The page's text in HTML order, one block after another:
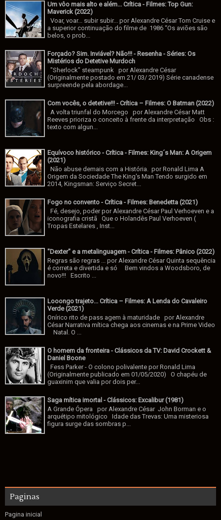
Um vôo mais alto e além... Crítica - Filmes: Top Gun:
Maverick (2022)
Voar, voar... subir subir... por Alexandre César Tom Cruise e
a superior continuação do filme de 1986 “Os aviões são
belos, o prob...
Forçado? Sim. Inviável? Não!!! - Resenha - Séries: Os
Mistérios do Detetive Murdoch
"Sherlock" steampunk por Alexandre César
(Originalmente postado em 21/ 03/ 2019) Série canadense
surpreende pela abordage...
Com vocês, o detetive!!! - Crítica – Filmes: O Batman (2022)
A volta triunfal do Morcego por Alexandre César Matt
Reeves prioriza o conceito à frente da interpretação Obs :
texto com algun...
Equívoco histórico - Crítica - Filmes: King´s Man: A Origem
(2021)
Não abuse demais com a História. por Ronald Lima A
Origem da Sociedade The King's Man Tendo surgido em
2014, Kingsman: Serviço Secret...
Fogo no convento - Crítica - Filmes: Benedetta (2021)
Fé, desejo, poder por Alexandre César Paul Verhoeven e a
iconografia cristã Que o Holandês Paul Verhoeven (
Tropas Estelares , Inst...
"Dexter" e a metalinguagem - Crítica - Filmes: Pânico (2022)
Regras são regras ... por Alexandre César Quinta sequência
é correta e divertida e só Bem vindos a Woodsboro, de
novo!!! Escrito ...
Looongo trajeto... Crítica – Filmes: A Lenda do Cavaleiro
Verde (2021)
Onírico rito de pass agem à maturidade por Alexandre
César Narrativa mítica chega aos cinemas e na Prime Video
Natal. O ...
O homem da fronteira - Clássicos da TV: David Crockett &
Daniel Boone
Fess Parker - O colono polivalente por Ronald Lima
(Originalmente publicado em 01/05/2020) O chapéu de
guaxinim que valia por dois per...
Saga mítica imortal - Clássicos: Excalibur (1981)
A Grande Ópera por Alexandre César John Borman e o
arquétipo mitológico Idade das Trevas: Uma misteriosa
figura surge das sombras p...
Paginas
Pagina inicial